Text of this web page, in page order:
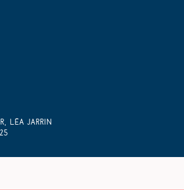
Léa Jarrin